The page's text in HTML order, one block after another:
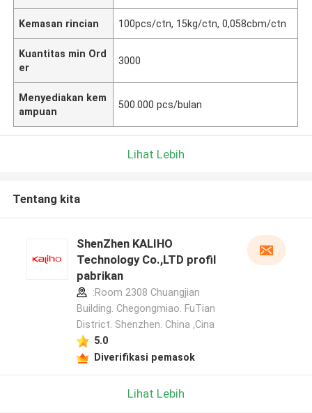
Kemasan rincian 100pcs/ctn, 15kg/ctn, 0,058cbm/ctn
Kuantitas min Ord
er
3000
Menyediakan kem
ampuan
500.000 pcs/bulan
Lihat Lebih
Tentang kita
ShenZhen KALIHO
Technology Co.,LTD profil
pabrikan
:Room 2308 Chuangjian
Building. Chegongmiao. FuTian
District. Shenzhen. China ,Cina
5.0
Diverifikasi pemasok
Lihat Lebih